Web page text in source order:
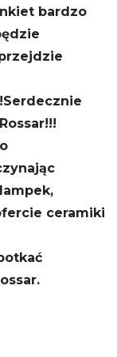
bardzo
Serdecznie
ceramiki